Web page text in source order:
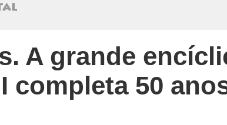
A grande
completa 50